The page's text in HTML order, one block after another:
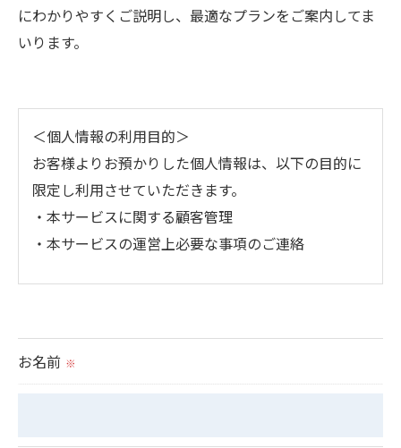
にわかりやすくご説明し、最適なプランをご案内してま
いります。
＜個人情報の利用目的＞
お客様よりお預かりした個人情報は、以下の目的に
限定し利用させていただきます。
・本サービスに関する顧客管理
・本サービスの運営上必要な事項のご連絡
られた場合を除き、
お名前 ※